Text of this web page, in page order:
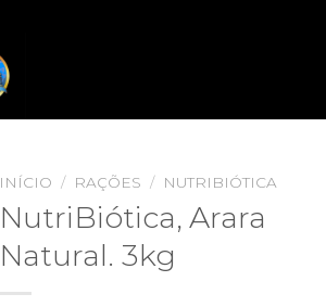
INÍCIO / RAÇÕES / NUTRIBIÓTICA
NutriBiótica, Arara
Natural. 3kg